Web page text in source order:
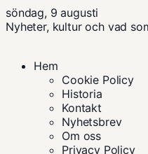
söndag, 9 augusti
Nyheter, kultur och vad
Hem
Cookie Policy
Historia
Kontakt
Nyhetsbrev
Om oss
Privacy Policy